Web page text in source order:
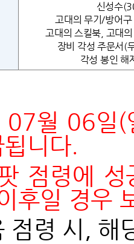
신성수
고대의 무기/방어
고대의 스킬북, 고대
장비 각성 주문서(
각성 봉인 해
07월 06일(
니다.
점령에
후일 경우
령 시, 해